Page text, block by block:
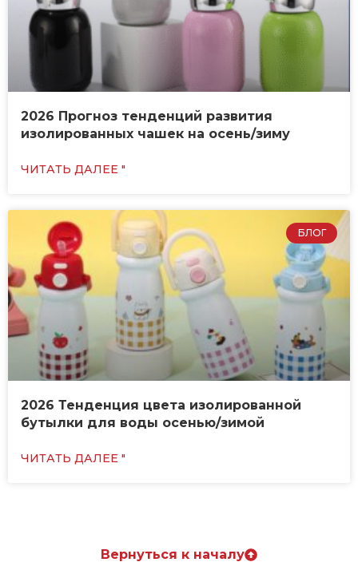
2026 Прогноз тенденций развития
изолированных чашек на осень/зиму
ЧИТАТЬ ДАЛЕЕ "
БЛОГ
2026 Тенденция цвета изолированной
бутылки для воды осенью/зимой
ЧИТАТЬ ДАЛЕЕ "
Вернуться к началу